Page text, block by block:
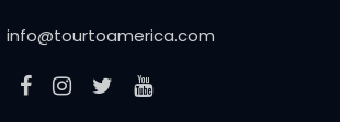
info@tourtoamerica.com